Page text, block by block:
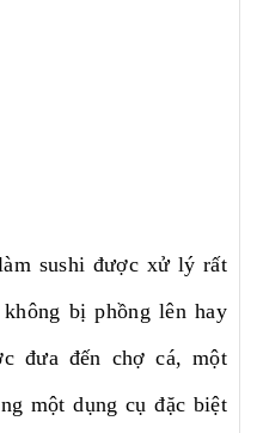
sushi được xử lý rất
bị phồng lên hay
đưa đến chợ cá, một
một dụng cụ đặc biệt